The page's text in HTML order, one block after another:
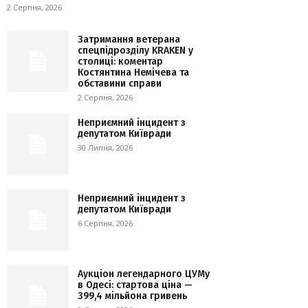
2 Серпня, 2026
Затримання ветерана
спецпідрозділу KRAKEN у
столиці: коментар
Костянтина Немічева та
обставини справи
2 Серпня, 2026
Неприємний інцидент з
депутатом Київради
30 Липня, 2026
Неприємний інцидент з
депутатом Київради
6 Серпня, 2026
Аукціон легендарного ЦУМу
в Одесі: стартова ціна —
399,4 мільйона гривень